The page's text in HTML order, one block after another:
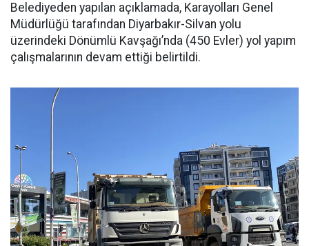
Belediyeden yapılan açıklamada, Karayolları Genel
Müdürlüğü tarafından Diyarbakır-Silvan yolu
üzerindeki Dönümlü Kavşağı’nda (450 Evler) yol yapım
çalışmalarının devam ettiği belirtildi.